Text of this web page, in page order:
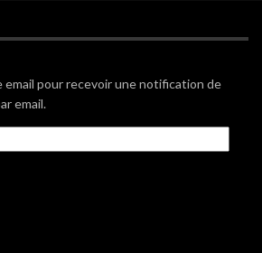
email pour recevoir une notification de
email.